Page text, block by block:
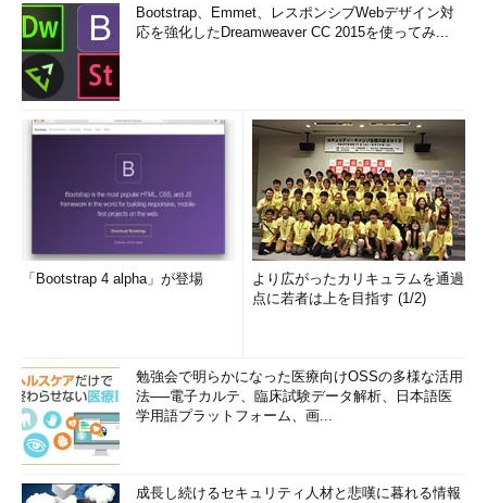
Bootstrap、Emmet、レスポンシブWebデザイン対
応を強化したDreamweaver CC 2015を使ってみ...
「Bootstrap 4 alpha」が登場
より広がったカリキュラムを通過
点に若者は上を目指す (1/2)
勉強会で明らかになった医療向けOSSの多様な活用
法──電子カルテ、臨床試験データ解析、日本語医
学用語プラットフォーム、画...
成長し続けるセキュリティ人材と悲嘆に暮れる情報